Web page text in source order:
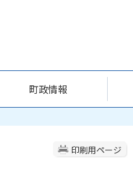
町政情報
印刷用ページ